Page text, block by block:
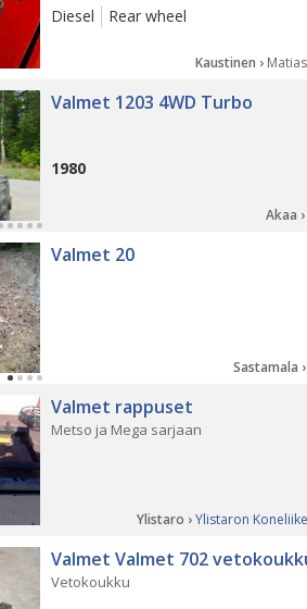
Diesel Rear wheel
Kaustinen ›
Valmet 1203 4WD Turbo
1980
Akaa ›
Valmet 20
Sastamala ›
Valmet rappuset
Metso ja Mega sarjaan
Ylistaro ›Ylistaron
Valmet Valmet 702
Vetokoukku